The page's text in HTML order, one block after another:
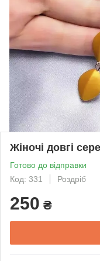
Жіночі довгі
Готово до відправки
Код: 331
Роздріб
250 ₴